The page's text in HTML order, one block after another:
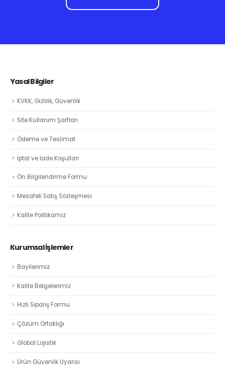
Yasal Bilgiler
KVKK, Gizlilik, Güvenlik
Site Kullanım Şartları
Ödeme ve Teslimat
İptal ve İade Koşulları
Ön Bilgilendirme Formu
Mesafeli Satış Sözleşmesi
Kalite Politikamız
Kurumsal İşlemler
Bayilerimiz
Kalite Belgelerimiz
Hızlı Sipariş Formu
Çözüm Ortaklığı
Global Lojistik
Ürün Güvenlik Uyarısı